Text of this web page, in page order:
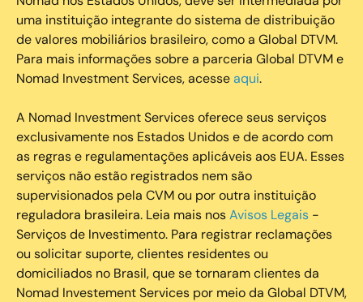
uma instituição integrante do sistema de distribuição
de valores mobiliários brasileiro, como a Global DTVM.
Para mais informações sobre a parceria Global DTVM e
Nomad Investment Services, acesseaqui.
A Nomad Investment Services oferece seus serviços
exclusivamente nos Estados Unidos e de acordo com
as regras e regulamentações aplicáveis aos EUA. Esses
serviços não estão registrados nem são
supervisionados pela CVM ou por outra instituição
reguladora brasileira. Leia mais nosAvisos Legais -
Serviços de Investimento. Para registrar reclamações
ou solicitar suporte, clientes residentes ou
domiciliados no Brasil, que se tornaram clientes da
Nomad Investement Services por meio da Global DTVM,